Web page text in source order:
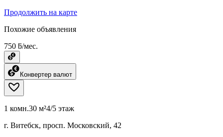
Продолжить на карте
Похожие объявления
750 ƃ/мес.
Конвертер валют
1 комн.30 м²4/5 этаж
г. Витебск, просп. Московский, 42